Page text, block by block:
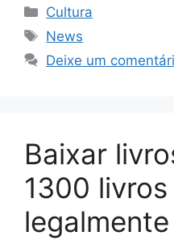
Categorias
Cultura
Tags
News
Deixe um
Baixar
1300
legalmente